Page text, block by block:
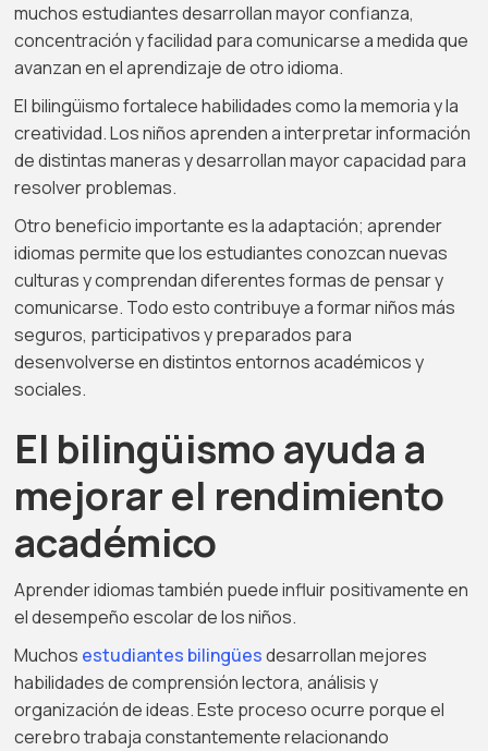
muchos estudiantes desarrollan mayor confianza,
concentración y facilidad para comunicarse a medida que
avanzan en el aprendizaje de otro idioma.
El bilingüismo fortalece habilidades como la memoria y la
creatividad. Los niños aprenden a interpretar información
de distintas maneras y desarrollan mayor capacidad para
resolver problemas.
Otro beneficio importante es la adaptación; aprender
idiomas permite que los estudiantes conozcan nuevas
culturas y comprendan diferentes formas de pensar y
comunicarse. Todo esto contribuye a formar niños más
seguros, participativos y preparados para
desenvolverse en distintos entornos académicos y
sociales.
El bilingüismo ayuda a
mejorar el rendimiento
académico
Aprender idiomas también puede influir positivamente en
el desempeño escolar de los niños.
Muchos estudiantes bilingüesdesarrollan mejores
habilidades de comprensión lectora, análisis y
organización de ideas. Este proceso ocurre porque el
cerebro trabaja constantemente relacionando